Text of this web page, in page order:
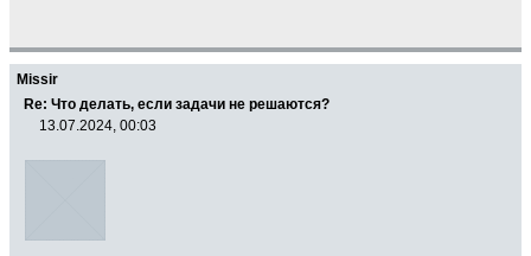
Missir
Re: Что делать, если задачи не решаются?
13.07.2024, 00:03